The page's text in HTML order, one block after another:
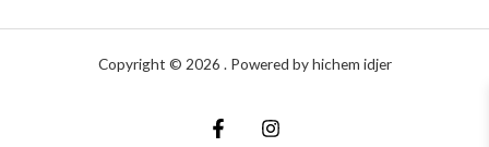
Copyright © 2026 . Powered by hichem idjer